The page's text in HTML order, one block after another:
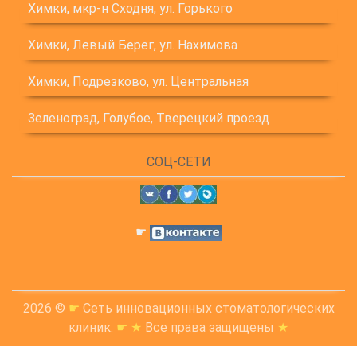
Химки, мкр-н Сходня, ул. Горького
Химки, Левый Берег, ул. Нахимова
Химки, Подрезково, ул. Центральная
Зеленоград, Голубое, Тверецкий проезд
СОЦ-СЕТИ
☛
2026 © ☛ Сеть инновационных стоматологических
клиник. ☛ ★ Все права защищены ★